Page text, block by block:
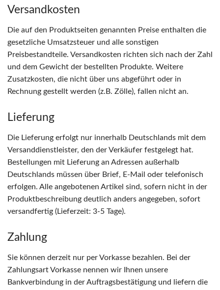
Versandkosten
Die auf den Produktseiten genannten Preise enthalten die
gesetzliche Umsatzsteuer und alle sonstigen
Preisbestandteile. Versandkosten richten sich nach der Zahl
und dem Gewicht der bestellten Produkte. Weitere
Zusatzkosten, die nicht über uns abgeführt oder in
Rechnung gestellt werden (z.B. Zölle), fallen nicht an.
Lieferung
Die Lieferung erfolgt nur innerhalb Deutschlands mit dem
Versanddienstleister, den der Verkäufer festgelegt hat.
Bestellungen mit Lieferung an Adressen außerhalb
Deutschlands müssen über Brief, E-Mail oder telefonisch
erfolgen. Alle angebotenen Artikel sind, sofern nicht in der
Produktbeschreibung deutlich anders angegeben, sofort
versandfertig (Lieferzeit: 3-5 Tage).
Zahlung
Sie können derzeit nur per Vorkasse bezahlen. Bei der
Zahlungsart Vorkasse nennen wir Ihnen unsere
Bankverbindung in der Auftragsbestätigung und liefern die